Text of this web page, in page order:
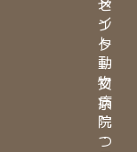
イ
ト
動
物
病
院
つ
ン
タ
ー
文
京
・